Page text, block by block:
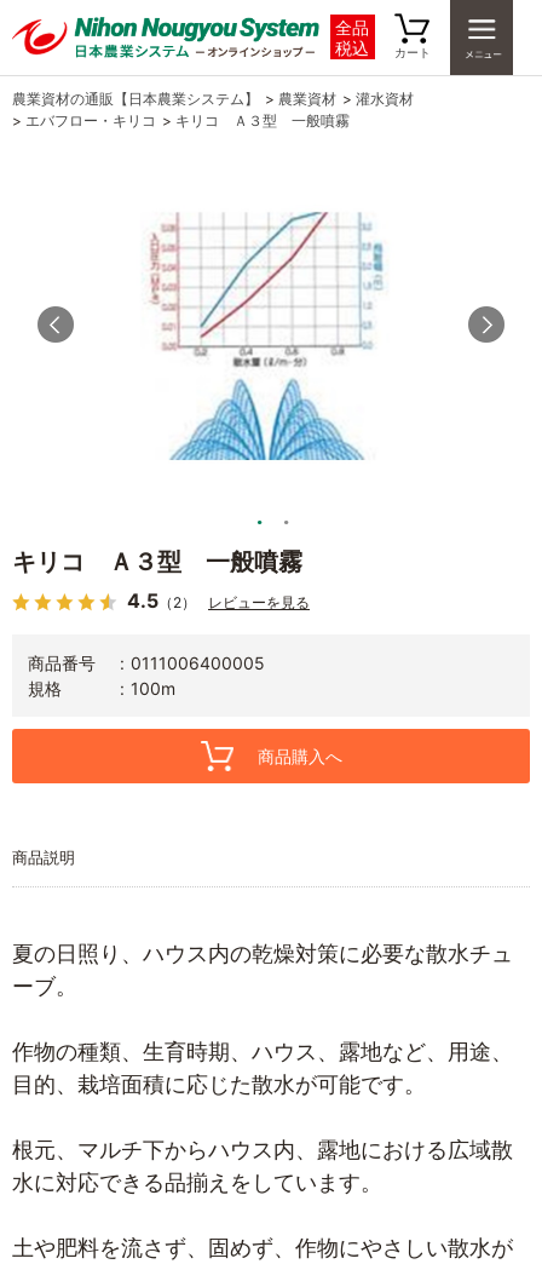
全品
税込
カート
農業資材の通販【日本農業システム】 > 農業資材 > 灌水資材
> エバフロー・キリコ > キリコ Ａ３型 一般噴霧
キリコ Ａ３型 一般噴霧
4.5 （2） レビューを見る
商品番号
0111006400005
規格
100m
商品購入へ
商品説明
夏の日照り、ハウス内の乾燥対策に必要な散水チュ
ーブ。
作物の種類、生育時期、ハウス、露地など、用途、
目的、栽培面積に応じた散水が可能です。
根元、マルチ下からハウス内、露地における広域散
水に対応できる品揃えをしています。
土や肥料を流さず、固めず、作物にやさしい散水が